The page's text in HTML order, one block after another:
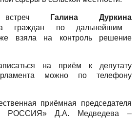
Галина Дуркина
граждан по дальнейшим
взяла на контроль решение
на приём к депутату
можно по телефону
приёмная председателя
РОССИЯ» Д.А. Медведева –